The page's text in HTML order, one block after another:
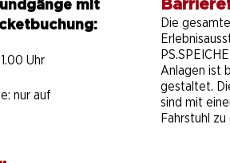
mit
Uhr
nur auf
Die gesamte
Anlagen ist
gestaltet.
sind mit
Fahrstuhl